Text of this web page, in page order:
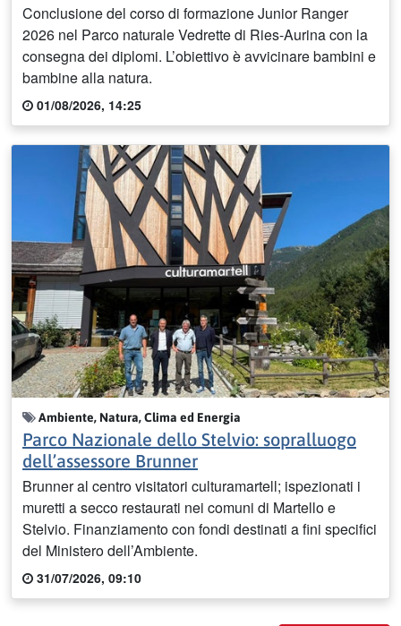
Conclusione del corso di formazione Junior Ranger
2026 nel Parco naturale Vedrette di Ries-Aurina con la
consegna dei diplomi. L’obiettivo è avvicinare bambini e
bambine alla natura.
01/08/2026, 14:25
Ambiente, Natura, Clima ed Energia
Parco Nazionale dello Stelvio: sopralluogo
dell’assessore Brunner
Brunner al centro visitatori culturamartell; ispezionati i
muretti a secco restaurati nei comuni di Martello e
Stelvio. Finanziamento con fondi destinati a fini specifici
del Ministero dell’Ambiente.
31/07/2026, 09:10